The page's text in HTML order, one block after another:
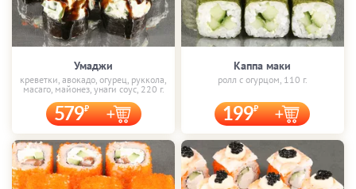
Умаджи
креветки, авокадо, огурец, руккола,
масаго, майонез, унаги соус, 220 г.
579
Каппа маки
ролл с огурцом, 110 г.
199